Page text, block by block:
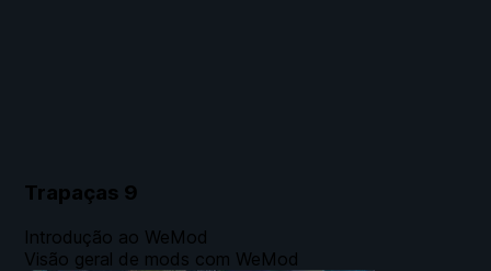
Trapaças 9
Introdução ao WeMod
Visão geral de mods com WeMod